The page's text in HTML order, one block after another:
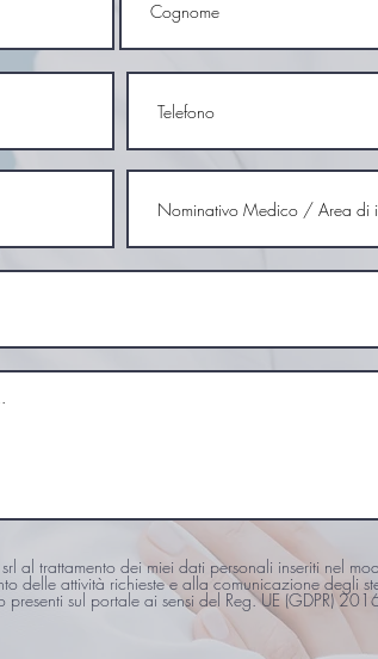
al trattamento dei miei dati personali inseriti nel
delle attività richieste e alla comunicazione degli
presenti sul portale ai sensi del Reg. UE (GDPR)